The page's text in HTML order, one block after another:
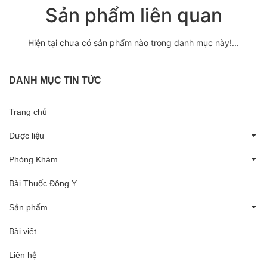
Sản phẩm liên quan
Hiện tại chưa có sản phẩm nào trong danh mục này!...
DANH MỤC TIN TỨC
Trang chủ
Dược liệu
Phòng Khám
Bài Thuốc Đông Y
Sản phẩm
Bài viết
Liên hệ